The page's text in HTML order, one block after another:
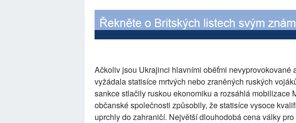
Ačkoliv jsou Ukrajinci hlavními oběťmi nevyprovokované
vyžádala statisíce mrtvých nebo zraněných ruských
sankce stlačily ruskou ekonomiku a rozsáhlá mobilizace
občanské společnosti způsobily, že statisíce vysoce
uprchly do zahraničí. Největší dlouhodobá cena války